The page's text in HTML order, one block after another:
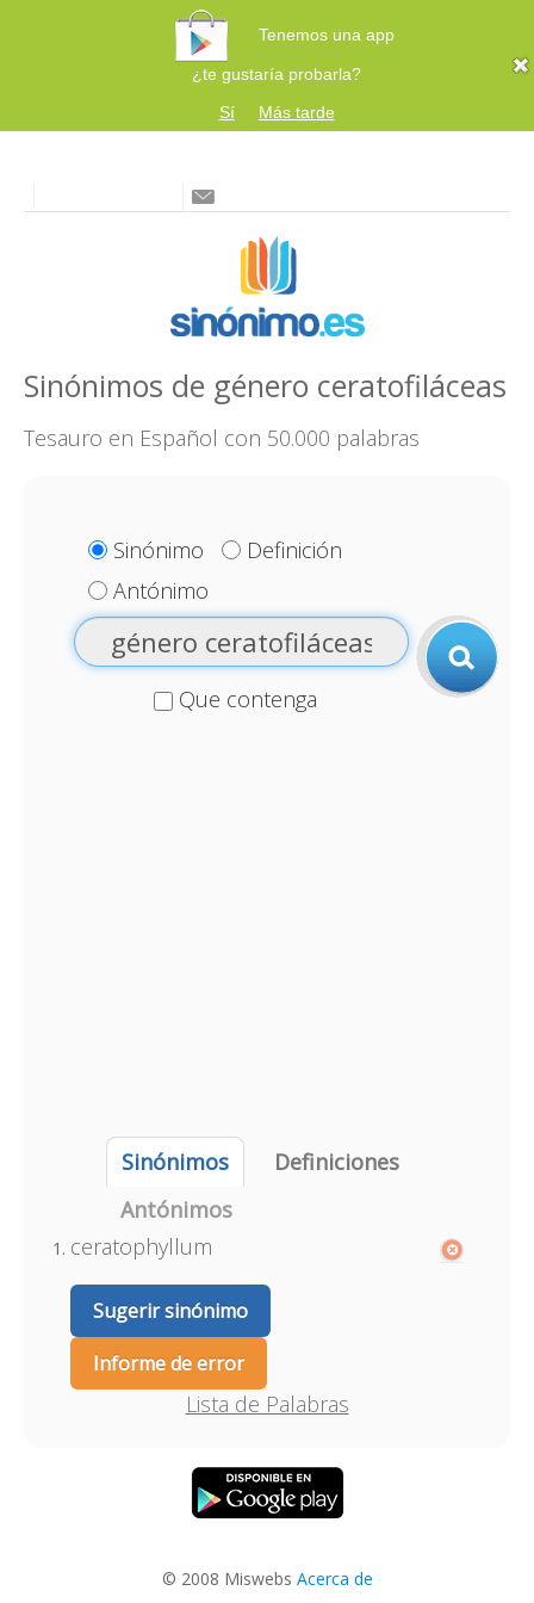
Tenemos una app
¿te gustaría probarla?
Sí
Más tarde
Sinónimos de género ceratofiláceas
Tesauro en Español con 50.000 palabras
Sinónimo
Definición
Antónimo
Que contenga
Sinónimos
Definiciones
Antónimos
ceratophyllum
Sugerir sinónimo
Informe de error
Lista de Palabras
© 2008 Miswebs Acerca de